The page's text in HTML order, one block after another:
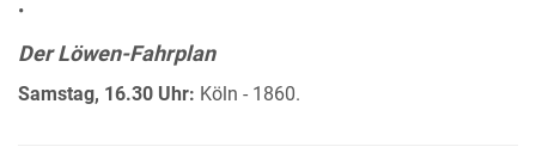
•
Der Löwen-Fahrplan
Samstag, 16.30 Uhr: Köln - 1860.